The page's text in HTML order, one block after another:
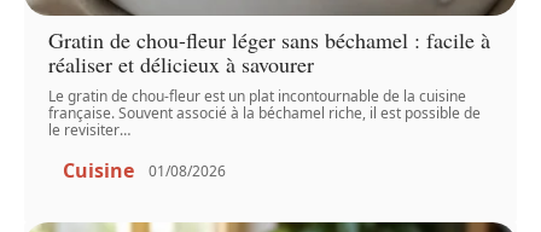
Gratin de chou-fleur léger sans béchamel : facile à
réaliser et délicieux à savourer
Le gratin de chou-fleur est un plat incontournable de la cuisine
française. Souvent associé à la béchamel riche, il est possible de
le revisiter…
Cuisine 01/08/2026